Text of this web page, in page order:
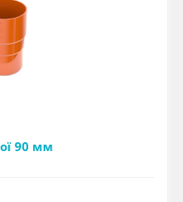
90 мм